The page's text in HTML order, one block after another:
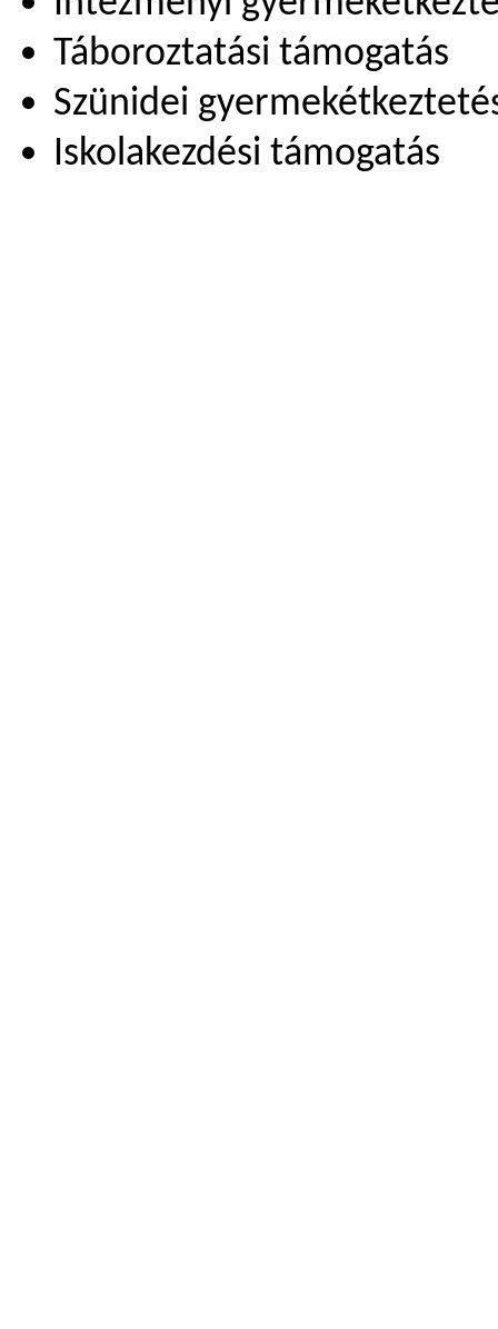
Táboroztatási támogatás
Szünidei
Iskolakezdési támogatás